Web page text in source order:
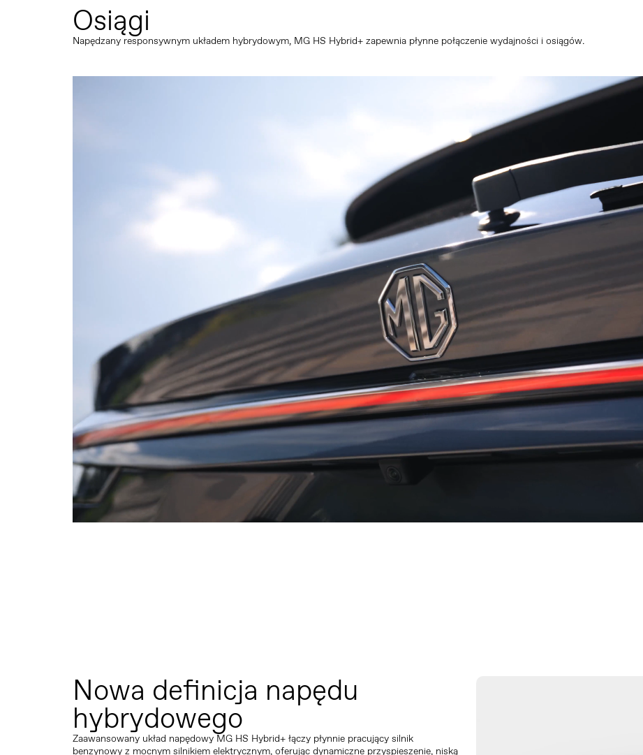
Osiągi
Napędzany responsywnym układem hybrydowym, MG HS Hybrid+ zapewnia płynne połączenie wydajności i osiągów.
Nowa definicja napędu
hybrydowego
Zaawansowany układ napędowy MG HS Hybrid+ łączy płynnie pracujący silnik
benzynowy z mocnym silnikiem elektrycznym, oferując dynamiczne przyspieszenie, niską